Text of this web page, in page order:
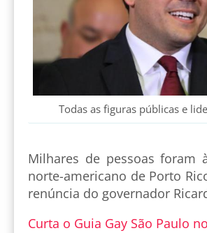
Todas as figuras públicas e
Milhares de pessoas foram
norte-americano de Porto
renúncia do governador
Curta o Guia Gay São Paulo